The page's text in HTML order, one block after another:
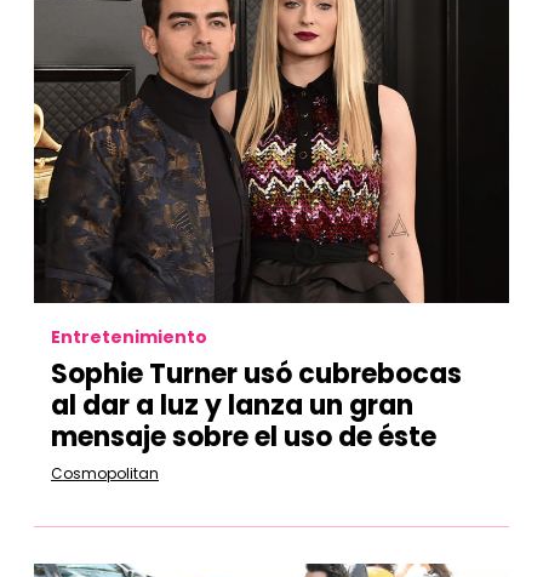
Entretenimiento
Sophie Turner usó cubrebocas
al dar a luz y lanza un gran
mensaje sobre el uso de éste
Cosmopolitan